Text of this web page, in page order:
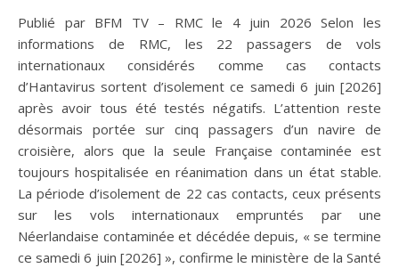
Publié par BFM TV – RMC le 4 juin 2026 Selon les
informations de RMC, les 22 passagers de vols
internationaux considérés comme cas contacts
d’Hantavirus sortent d’isolement ce samedi 6 juin [2026]
après avoir tous été testés négatifs. L’attention reste
désormais portée sur cinq passagers d’un navire de
croisière, alors que la seule Française contaminée est
toujours hospitalisée en réanimation dans un état stable.
La période d’isolement de 22 cas contacts, ceux présents
sur les vols internationaux empruntés par une
Néerlandaise contaminée et décédée depuis, « se termine
ce samedi 6 juin [2026] », confirme le ministère de la Santé